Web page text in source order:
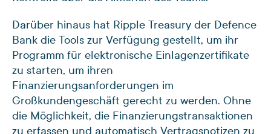
Darüber hinaus hat Ripple Treasury der Defence
Bank die Tools zur Verfügung gestellt, um ihr
Programm für elektronische Einlagenzertifikate
zu starten, um ihren
Finanzierungsanforderungen im
Großkundengeschäft gerecht zu werden. Ohne
die Möglichkeit, die Finanzierungstransaktionen
zu erfassen und automatisch Vertragsnotizen zu